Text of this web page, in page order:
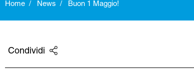
Home News Buon 1 Maggio!
Condividi